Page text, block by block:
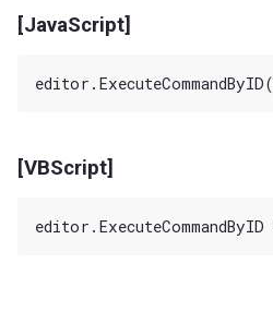
[JavaScript]
[VBScript]